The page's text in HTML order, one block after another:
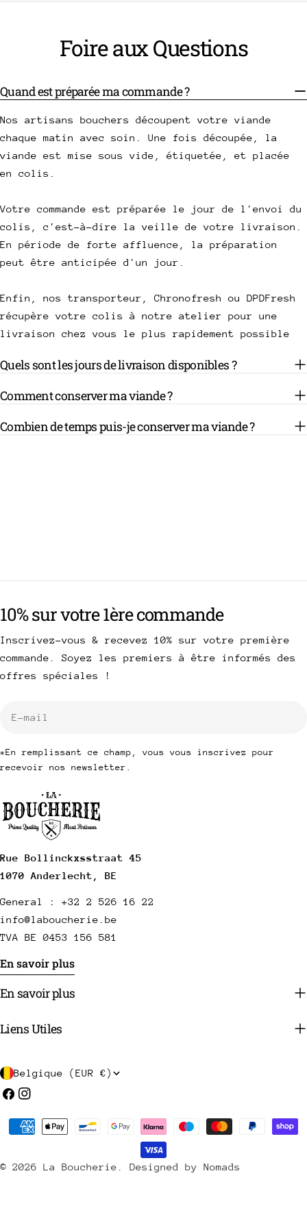
Foire aux Questions
Quand est préparée ma commande ?
Nos artisans bouchers découpent votre viande
chaque matin avec soin. Une fois découpée, la
viande est mise sous vide, étiquetée, et placée
en colis.
Votre commande est préparée le jour de l'envoi du
colis, c'est-à-dire la veille de votre livraison.
En période de forte affluence, la préparation
peut être anticipée d'un jour.
Enfin, nos transporteur, Chronofresh ou DPDFresh
récupère votre colis à notre atelier pour une
livraison chez vous le plus rapidement possible
Quels sont les jours de livraison disponibles ?
Comment conserver ma viande ?
Combien de temps puis-je conserver ma viande ?
Rue Bollinckxsstraat 45
1070 Anderlecht, BE
General : +32 2 526 16 22
info@laboucherie.be
TVA BE 0453 156 581
En savoir plus
En savoir plus
Liens Utiles
10% sur votre 1ère commande
Inscrivez-vous & recevez 10% sur votre première
commande. Soyez les premiers à être informés des
offres spéciales !
*En remplissant ce champ, vous vous inscrivez pour
recevoir nos newsletter.
P
a
/
Belgique (EUR €)
Facebook
Instagram
© 2026 La Boucherie Designed by Nomads
Méthodes
payement